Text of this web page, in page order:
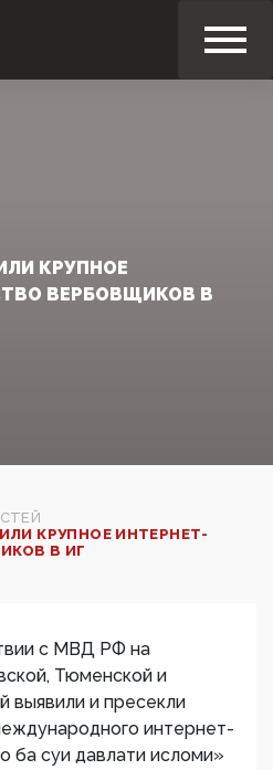
КРУПНОЕ
ВЕРБОВЩИКОВ В
КРУПНОЕ ИНТЕРНЕТ-
В ИГ
с МВД РФ на
Тюменской и
выявили и пресекли
интернет-
ба суи давлати исломи»